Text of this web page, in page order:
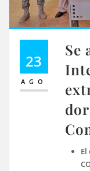
23
AGO
Se
El